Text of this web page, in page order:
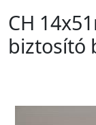
CH
biztosító